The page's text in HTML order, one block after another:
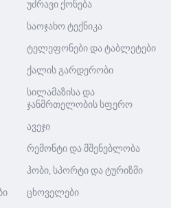
უძრავი ქონება
საოჯახო ტექნიკა
ტელეფონები და ტაბლეტები
ქალის გარდერობი
სილამაზისა და
ჯანმრთელობის სფერო
ავეჯი
რემონტი და მშენებლობა
ჰობი, სპორტი და ტურიზმი
ცხოველები